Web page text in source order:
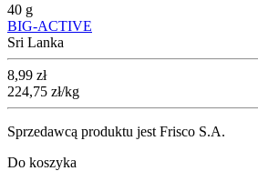
40 g
BIG-ACTIVE
Sri Lanka
Cena
8,99 zł
224,75 zł/kg
Sprzedawcą produktu jest Frisco S.A.
Do koszyka